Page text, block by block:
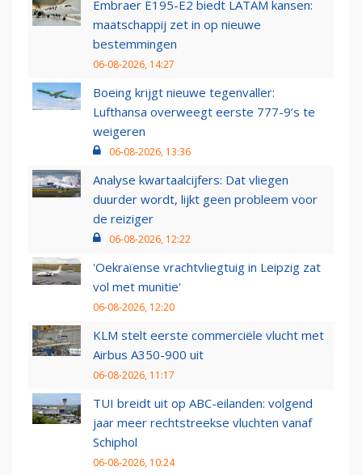
Embraer E195-E2 biedt LATAM kansen:
maatschappij zet in op nieuwe
bestemmingen
06-08-2026, 14:27
Boeing krijgt nieuwe tegenvaller:
Lufthansa overweegt eerste 777-9’s te
weigeren
06-08-2026, 13:36
Analyse kwartaalcijfers: Dat vliegen
duurder wordt, lijkt geen probleem voor
de reiziger
06-08-2026, 12:22
'Oekraïense vrachtvliegtuig in Leipzig zat
vol met munitie'
06-08-2026, 12:20
KLM stelt eerste commerciële vlucht met
Airbus A350-900 uit
06-08-2026, 11:17
TUI breidt uit op ABC-eilanden: volgend
jaar meer rechtstreekse vluchten vanaf
Schiphol
06-08-2026, 10:24